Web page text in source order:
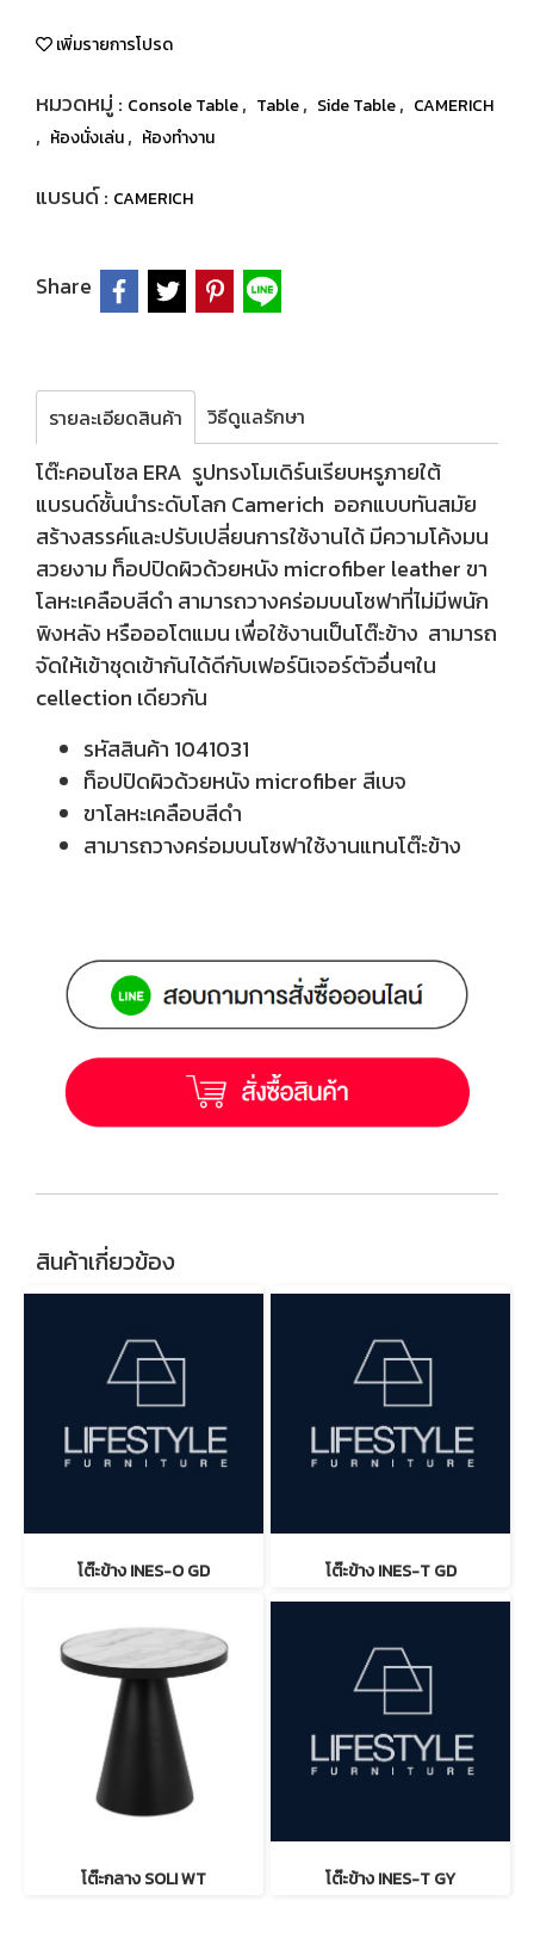
เพิ่มรายการโปรด
หมวดหมู่ : Console Table, Table, Side Table, CAMERICH
, ห้องนั่งเล่น, ห้องทำงาน
แบรนด์ : CAMERICH
Share
รายละเอียดสินค้า วิธีดูแลรักษา
โต๊ะคอนโซล ERA รูปทรงโมเดิร์นเรียบหรูภายใต้
แบรนด์ชั้นนำระดับโลก Camerich ออกแบบทันสมัย
สร้างสรรค์และปรับเปลี่ยนการใช้งานได้ มีความโค้งมน
สวยงาม ท็อปปิดผิวด้วยหนัง microfiber leather ขา
โลหะเคลือบสีดำ สามารถวางคร่อมบนโซฟาที่ไม่มีพนัก
พิงหลัง หรือออโตแมน เพื่อใช้งานเป็นโต๊ะข้าง สามารถ
จัดให้เข้าชุดเข้ากันได้ดีกับเฟอร์นิเจอร์ตัวอื่นๆใน
cellection เดียวกัน
รหัสสินค้า 1041031
ท็อปปิดผิวด้วยหนัง microfiber สีเบจ
ขาโลหะเคลือบสีดำ
สามารถวางคร่อมบนโซฟาใช้งานแทนโต๊ะข้าง
สินค้าเกี่ยวข้อง
โต๊ะข้าง INES-O GD โต๊ะข้าง INES-T GD
โต๊ะกลาง SOLI WT โต๊ะข้าง INES-T GY